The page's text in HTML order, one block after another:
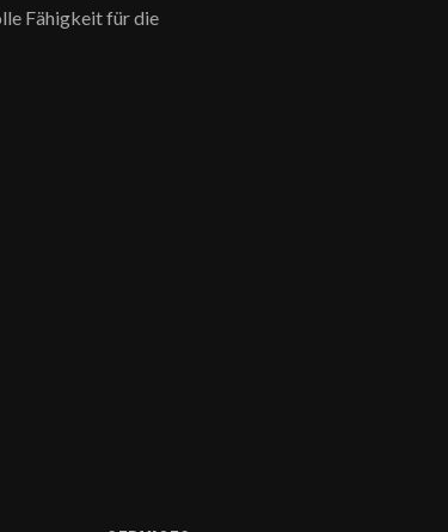
Fähigkeit für die